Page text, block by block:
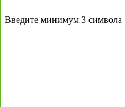
Введите минимум 3 символа